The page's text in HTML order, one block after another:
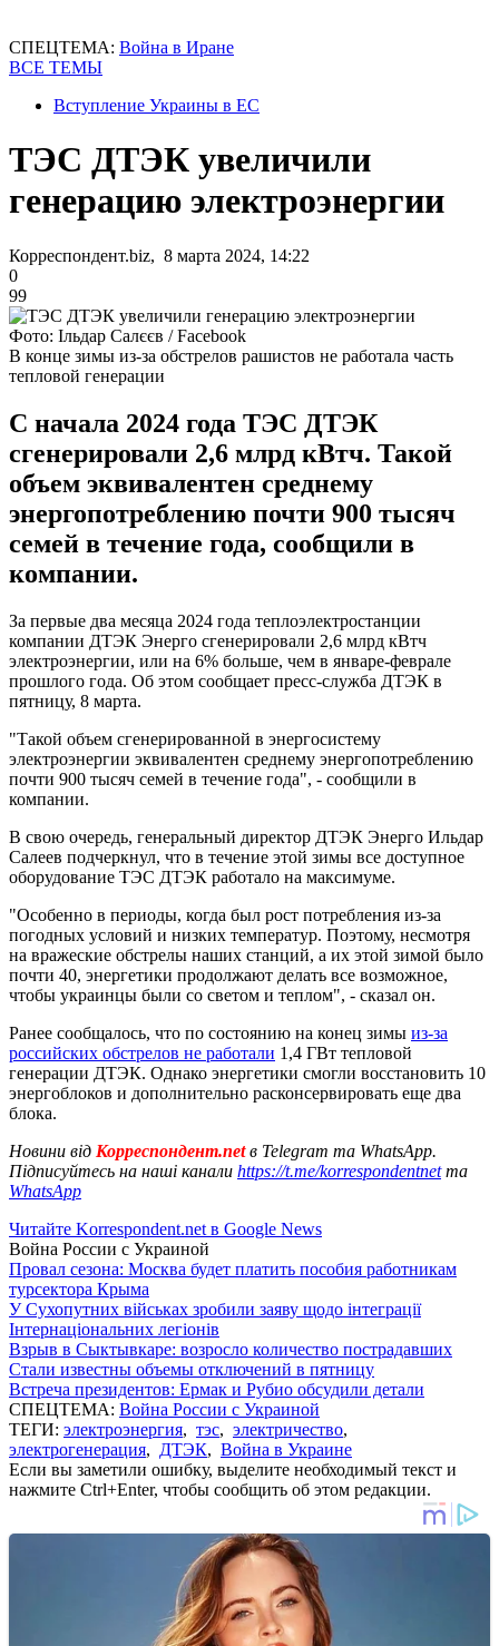
СПЕЦТЕМА: Война в Иране
ВСЕ ТЕМЫ
Вступление Украины в ЕС
ТЭС ДТЭК увеличили
генерацию электроэнергии
Корреспондент.biz, 8 марта 2024, 14:22
0
99
Фото: Ільдар Салєєв / Facebook
В конце зимы из-за обстрелов рашистов не работала часть
тепловой генерации
С начала 2024 года ТЭС ДТЭК
сгенерировали 2,6 млрд кВтч. Такой
объем эквивалентен среднему
энергопотреблению почти 900 тысяч
семей в течение года, сообщили в
компании.
За первые два месяца 2024 года теплоэлектростанции
компании ДТЭК Энерго сгенерировали 2,6 млрд кВтч
электроэнергии, или на 6% больше, чем в январе-феврале
прошлого года. Об этом сообщает пресс-служба ДТЭК в
пятницу, 8 марта.
"Такой объем сгенерированной в энергосистему
электроэнергии эквивалентен среднему энергопотреблению
почти 900 тысяч семей в течение года", - сообщили в
компании.
В свою очередь, генеральный директор ДТЭК Энерго Ильдар
Салеев подчеркнул, что в течение этой зимы все доступное
оборудование ТЭС ДТЭК работало на максимуме.
"Особенно в периоды, когда был рост потребления из-за
погодных условий и низких температур. Поэтому, несмотря
на вражеские обстрелы наших станций, а их этой зимой было
почти 40, энергетики продолжают делать все возможное,
чтобы украинцы были со светом и теплом", - сказал он.
Ранее сообщалось, что по состоянию на конец зимы из-за
российских обстрелов не работали 1,4 ГВт тепловой
генерации ДТЭК. Однако энергетики смогли восстановить 10
энергоблоков и дополнительно расконсервировать еще два
блока.
Новини від Корреспондент.netв Telegram та WhatsApp.
Підписуйтесь на наші канали https://t.me/korrespondentnetта
WhatsApp
Читайте Korrespondent.net в Google News
Война России с Украиной
Провал сезона: Москва будет платить пособия работникам
турсектора Крыма
У Сухопутних військах зробили заяву щодо інтеграції
Інтернаціональних легіонів
Взрыв в Сыктывкаре: возросло количество пострадавших
Стали известны объемы отключений в пятницу
Встреча президентов: Ермак и Рубио обсудили детали
СПЕЦТЕМА: Война России с Украиной
ТЕГИ: электроэнергия, тэс, электричество,
электрогенерация, ДТЭК, Война в Украине
Если вы заметили ошибку, выделите необходимый текст и
нажмите Ctrl+Enter, чтобы сообщить об этом редакции.